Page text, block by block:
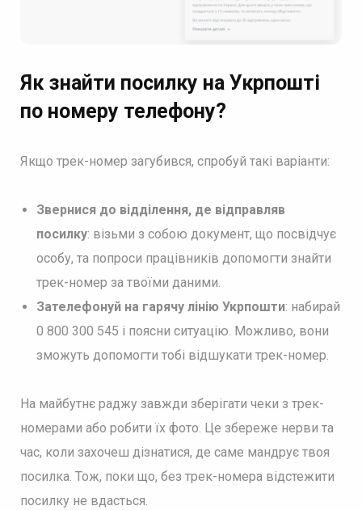
Як знайти посилку на Укрпошті
по номеру телефону?
Якщо трек-номер загубився, спробуй такі варіанти:
Звернися до відділення, де відправляв
посилку: візьми з собою документ, що посвідчує
особу, та попроси працівників допомогти знайти
трек-номер за твоїми даними.​
Зателефонуй на гарячу лінію Укрпошти: набирай
0 800 300 545 і поясни ситуацію. Можливо, вони
зможуть допомогти тобі відшукати трек-номер.​
На майбутнє раджу завжди зберігати чеки з трек-
номерами або робити їх фото. Це збереже нерви та
час, коли захочеш дізнатися, де саме мандрує твоя
посилка.​ Тож, поки що, без трек-номера відстежити
посилку не вдасться.